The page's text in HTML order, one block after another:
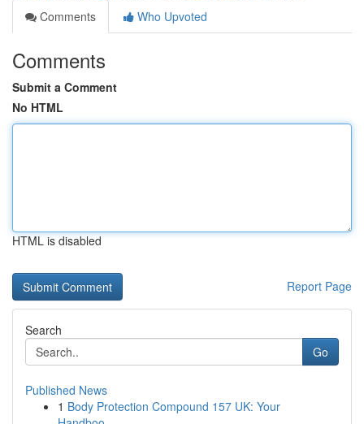
Comments
Who Upvoted
Comments
Submit a Comment
No HTML
HTML is disabled
Report Page
Search
Go
Published News
1 Body Protection Compound 157 UK: Your